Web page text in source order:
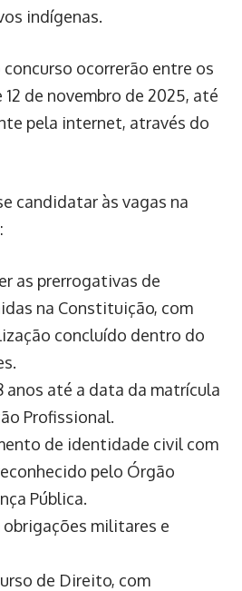
indígenas.
concurso ocorrerão entre os
de novembro de 2025, até
pela internet, através do
candidatar às vagas na
as prerrogativas de
na Constituição, com
concluído dentro do
anos até a data da matrícula
Profissional.
de identidade civil com
pelo Órgão
Pública.
obrigações militares e
de Direito, com